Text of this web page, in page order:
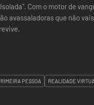
Com o motor de
avassaladoras que não
PESSOA REALIDADE